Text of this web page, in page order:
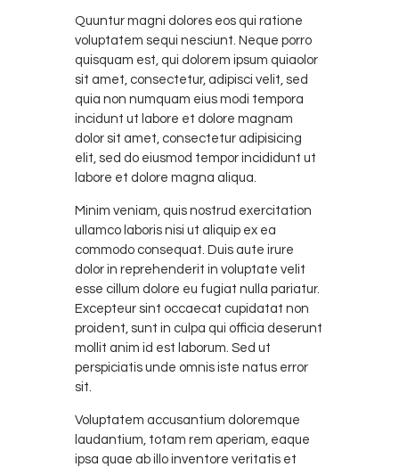
Quuntur magni dolores eos qui ratione
voluptatem sequi nesciunt. Neque porro
quisquam est, qui dolorem ipsum quiaolor
sit amet, consectetur, adipisci velit, sed
quia non numquam eius modi tempora
incidunt ut labore et dolore magnam
dolor sit amet, consectetur adipisicing
elit, sed do eiusmod tempor incididunt ut
labore et dolore magna aliqua.
Minim veniam, quis nostrud exercitation
ullamco laboris nisi ut aliquip ex ea
commodo consequat. Duis aute irure
dolor in reprehenderit in voluptate velit
esse cillum dolore eu fugiat nulla pariatur.
Excepteur sint occaecat cupidatat non
proident, sunt in culpa qui officia deserunt
mollit anim id est laborum. Sed ut
perspiciatis unde omnis iste natus error
sit.
Voluptatem accusantium doloremque
laudantium, totam rem aperiam, eaque
ipsa quae ab illo inventore veritatis et